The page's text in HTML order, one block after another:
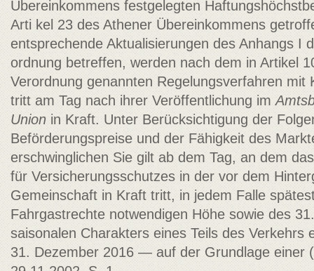
Übereinkommens festgelegten
Arti­ kel 23 des Athener Übereinkommens
entsprechende Aktualisierungen des Anhangs I
ordnung betreffen, werden nach dem in Artikel
Verordnung genannten Regelungsverfahren mit
tritt am Tag nach ihrer Veröffentlichung im
Unionin Kraft. Unter Berücksichtigung der
Beförderungspreise und der Fähigkeit des
erschwinglichen Sie gilt ab dem Tag, an dem
für Versicherungsschutzes in der vor dem
Gemeinschaft in Kraft tritt, in jedem Falle
Fahrgastrechte notwendigen Höhe sowie des
saisonalen Charakters eines Teils des Verkehrs
31. Dezember 2016 — auf der Grundlage einer